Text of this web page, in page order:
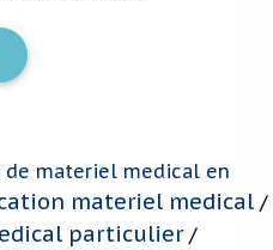
de materiel medical en
materiel medical /
particulier/